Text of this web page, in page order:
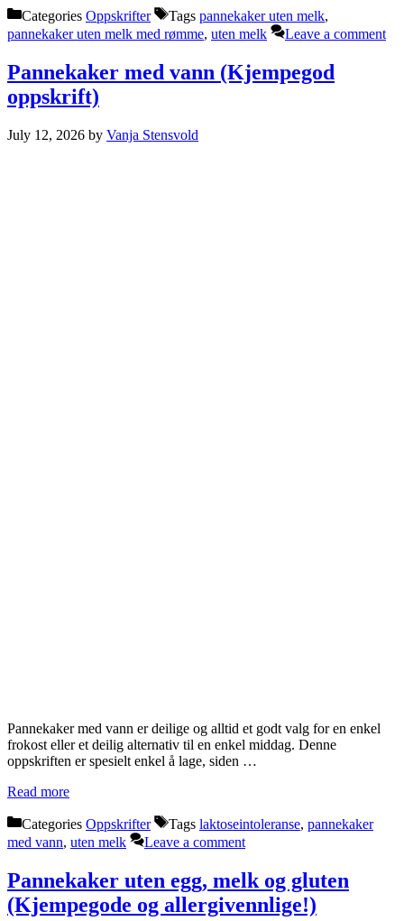
Categories Oppskrifter Tags pannekaker uten melk,
pannekaker uten melk med rømme, uten melk Leave a comment
Pannekaker med vann (Kjempegod
oppskrift)
July 12, 2026 by Vanja Stensvold
Pannekaker med vann er deilige og alltid et godt valg for en enkel
frokost eller et deilig alternativ til en enkel middag. Denne
oppskriften er spesielt enkel å lage, siden …
Read more
Categories Oppskrifter Tags laktoseintoleranse, pannekaker
med vann, uten melk Leave a comment
Pannekaker uten egg, melk og gluten
(Kjempegode og allergivennlige!)